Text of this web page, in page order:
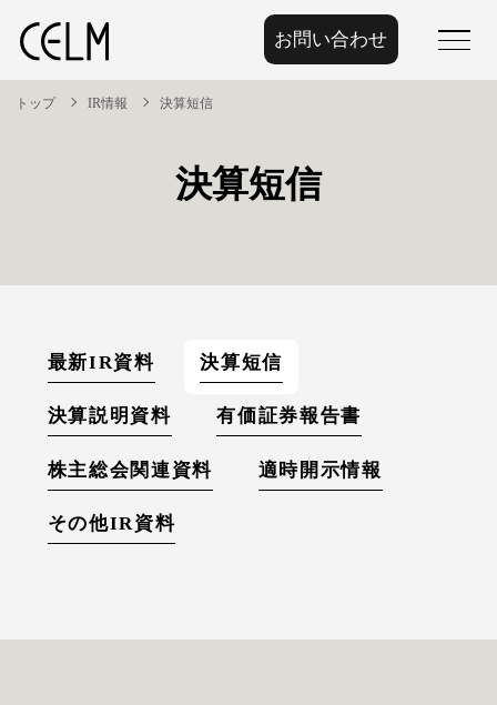
お問い合わせ
トップ IR情報 決算短信
決算短信
最新IR資料 決算短信
決算説明資料 有価証券報告書
株主総会関連資料 適時開示情報
その他IR資料